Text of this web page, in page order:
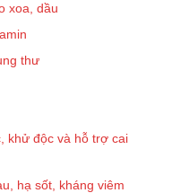
xoa, dầu
thư
khử độc và hỗ trợ cai
hạ sốt, kháng viêm